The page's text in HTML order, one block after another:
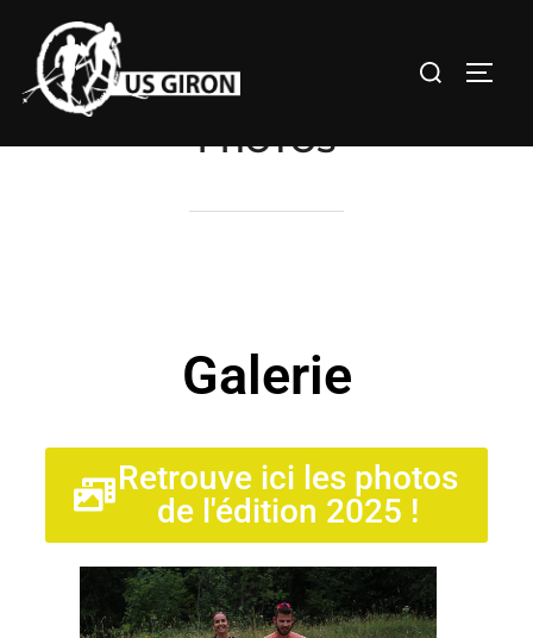
PHOTOS
Galerie
Retrouve ici les photos
de l'édition 2025 !